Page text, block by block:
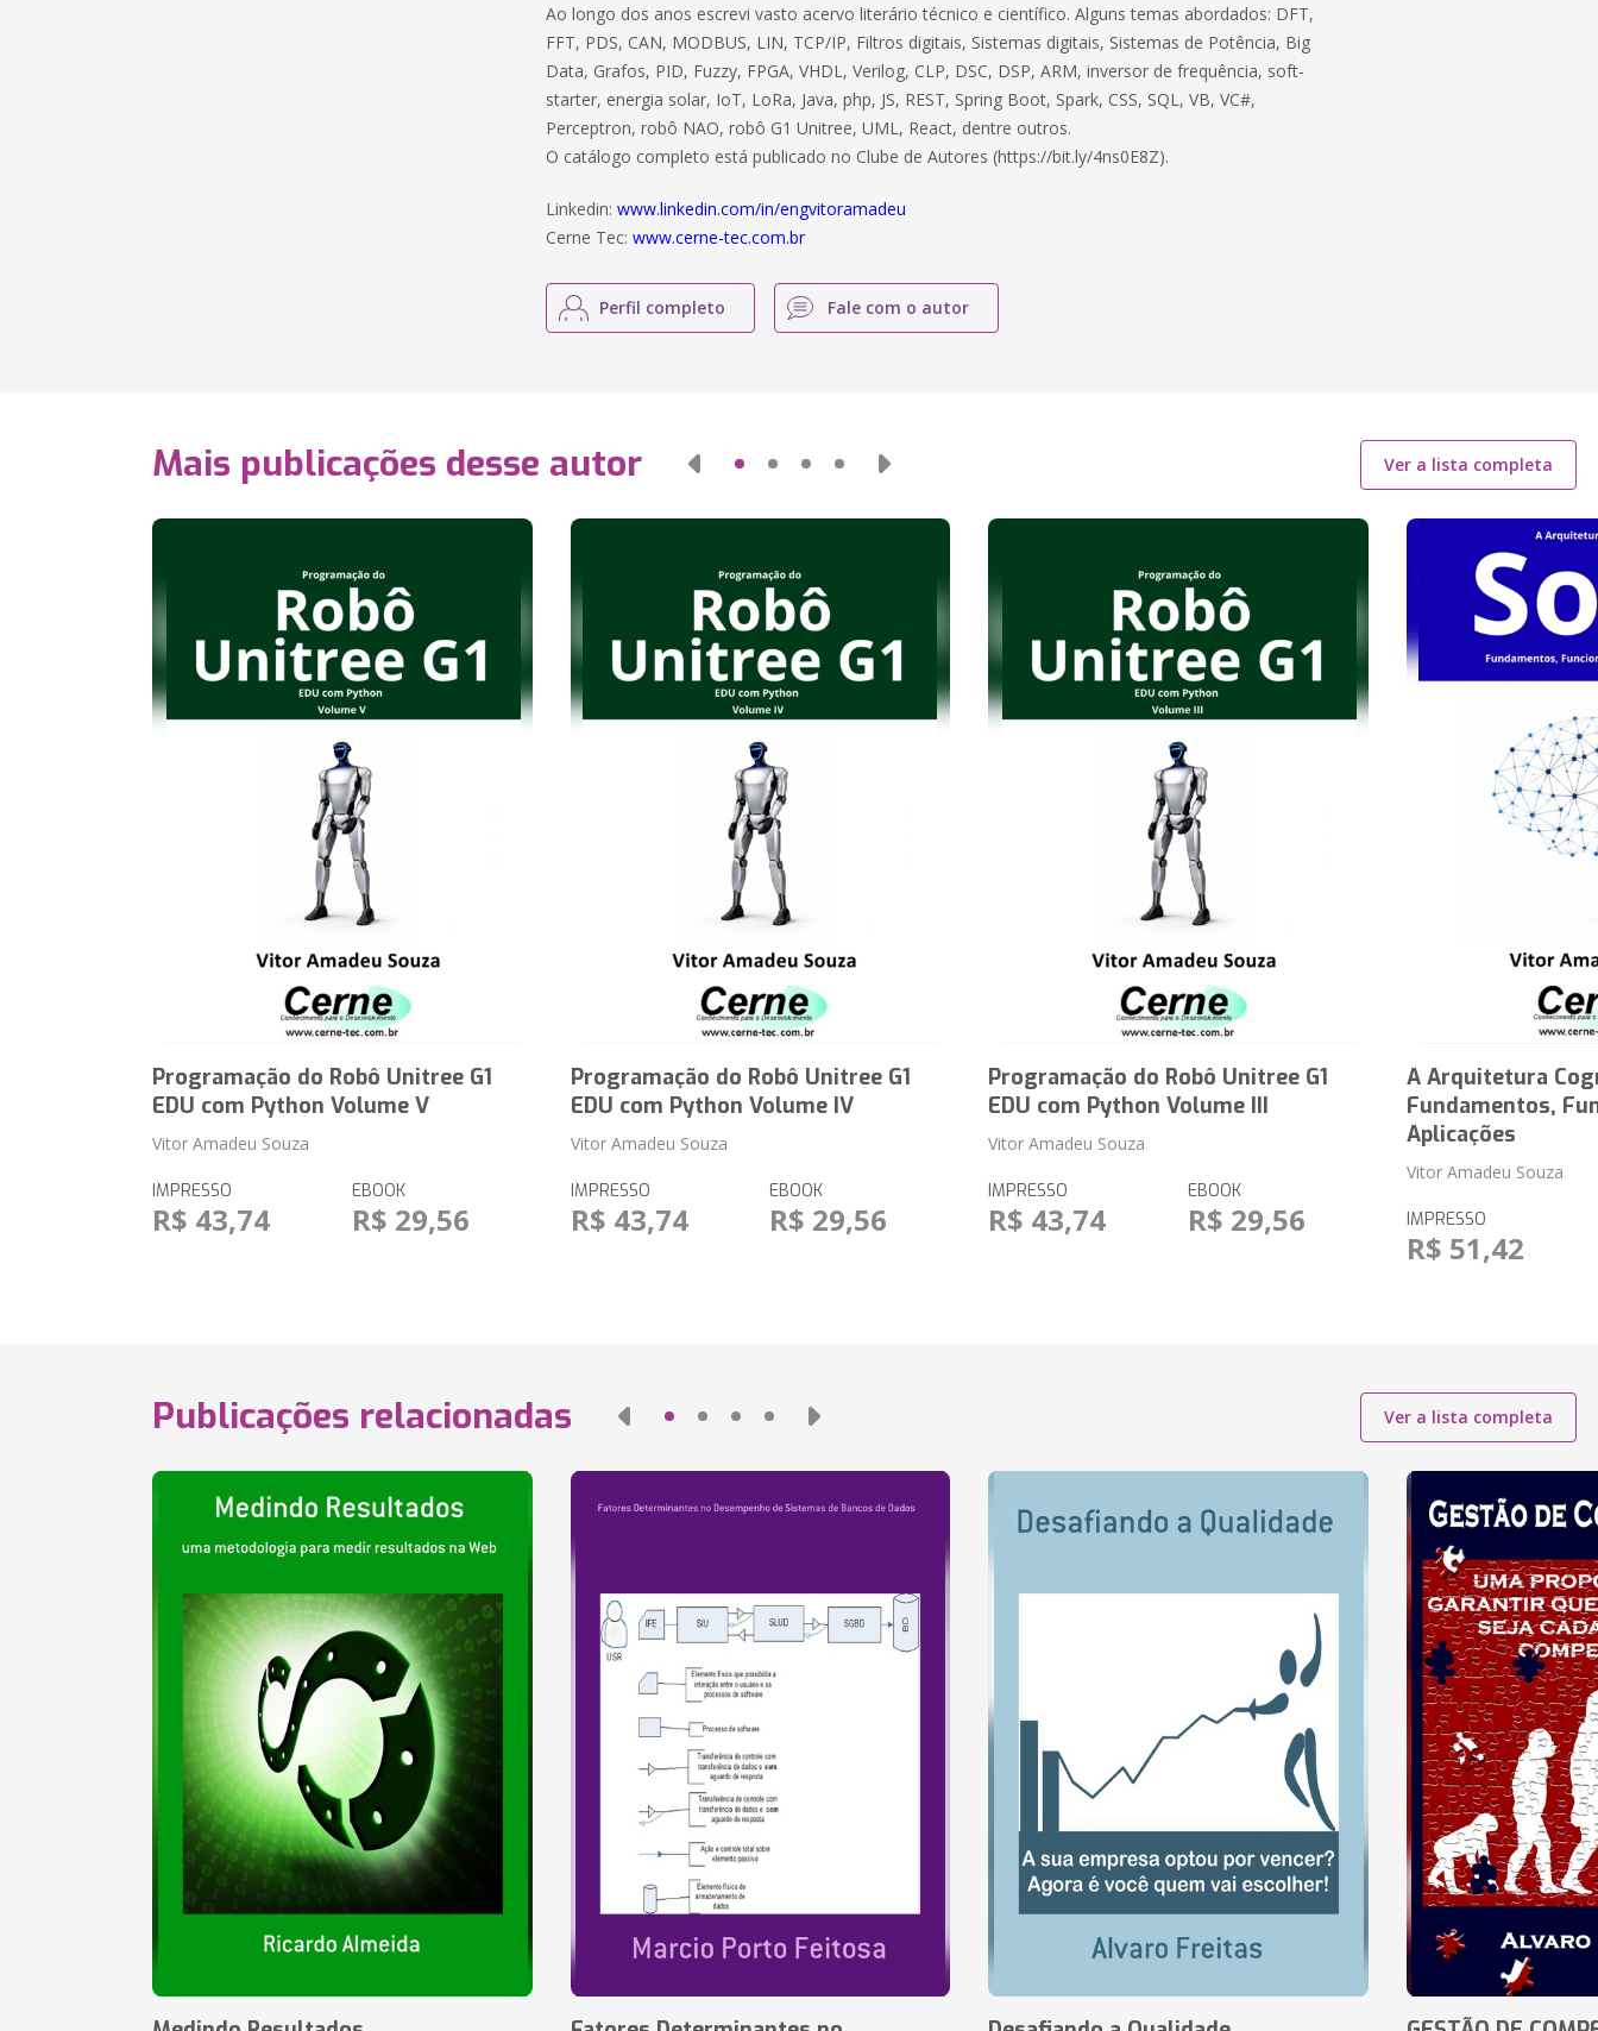
Ao longo dos anos escrevi vasto acervo literário técnico e científico. Alguns temas abordados: DFT,
FFT, PDS, CAN, MODBUS, LIN, TCP/IP, Filtros digitais, Sistemas digitais, Sistemas de Potência, Big
Data, Grafos, PID, Fuzzy, FPGA, VHDL, Verilog, CLP, DSC, DSP, ARM, inversor de frequência, soft-
starter, energia solar, IoT, LoRa, Java, php, JS, REST, Spring Boot, Spark, CSS, SQL, VB, VC#,
Perceptron, robô NAO, robô G1 Unitree, UML, React, dentre outros.
O catálogo completo está publicado no Clube de Autores (https://bit.ly/4ns0E8Z).
Linkedin:www.linkedin.com/in/engvitoramadeu
Cerne Tec:www.cerne-tec.com.br
Perfil completo Fale com o autor
Mais publicações desse autor Ver a lista completa
Programação do Robô Unitree G1
EDU com Python Volume V
Vitor Amadeu Souza
IMPRESSO
R$ 43,74
EBOOK
R$ 29,56
Programação do Robô Unitree G1
EDU com Python Volume IV
Vitor Amadeu Souza
IMPRESSO
R$ 43,74
EBOOK
R$ 29,56
Programação do Robô Unitree G1
EDU com Python Volume III
Vitor Amadeu Souza
IMPRESSO
R$ 43,74
EBOOK
R$ 29,56
A Arquitetura
Fundamentos,
Aplicações
Vitor Amadeu Souza
IMPRESSO
R$ 51,42
Publicações relacionadas Ver a lista completa